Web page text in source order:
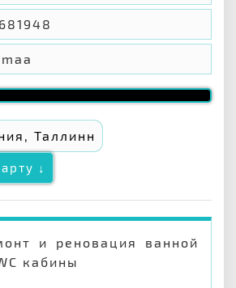
Таллинн
↓
и реновация ванной
кабины